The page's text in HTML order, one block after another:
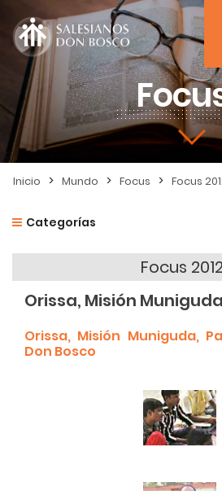
Inicio > Mundo > Focus > Focus
Categorías
Focus 2012
Orissa, Misión
Orissa, Misión Muniguda,
Don Bosco